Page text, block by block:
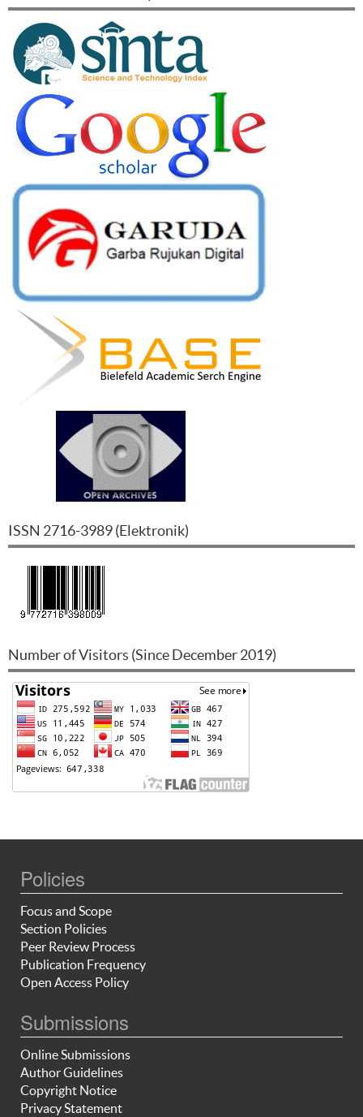
ISSN 2716-3989(Elektronik)
Number of Visitors (Since December 2019)
Policies
Focus and Scope
Section Policies
Peer Review Process
Publication Frequency
Open Access Policy
Submissions
Online Submissions
Author Guidelines
Copyright Notice
Privacy Statement